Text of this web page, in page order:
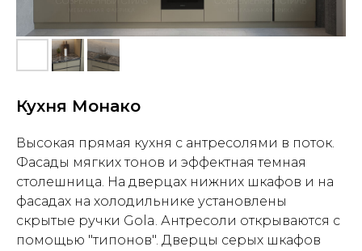
Кухня Монако
Высокая прямая кухня с антресолями в поток.
Фасады мягких тонов и эффектная темная
столешница. На дверцах нижних шкафов и на
фасадах на холодильнике установлены
скрытые ручки Gola. Антресоли открываются с
помощью "типонов". Дверцы серых шкафов